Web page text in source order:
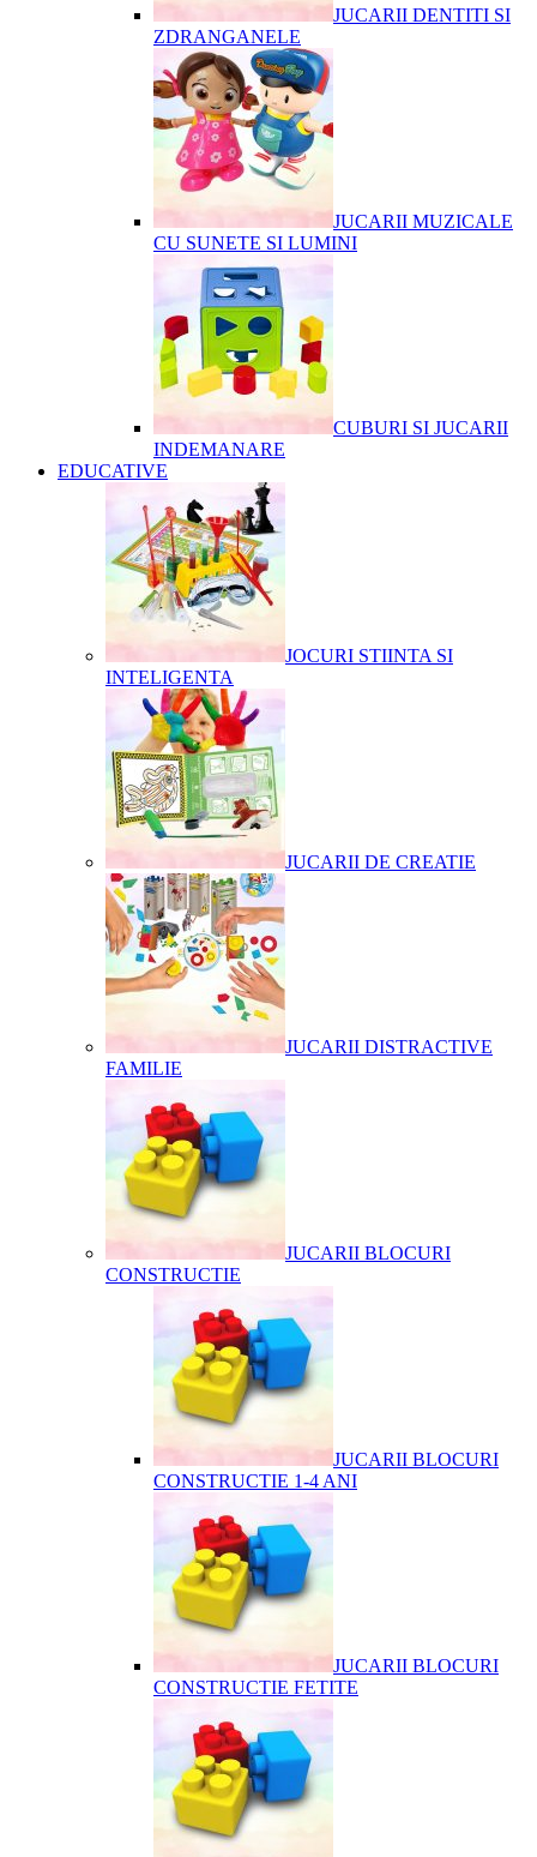
JUCARII DENTITI SI
ZDRANGANELE
JUCARII MUZICALE
CU SUNETE SI LUMINI
CUBURI SI JUCARII
INDEMANARE
EDUCATIVE
JOCURI STIINTA SI
INTELIGENTA
JUCARII DE CREATIE
JUCARII DISTRACTIVE
FAMILIE
JUCARII BLOCURI
CONSTRUCTIE
JUCARII BLOCURI
CONSTRUCTIE 1-4 ANI
JUCARII BLOCURI
CONSTRUCTIE FETITE